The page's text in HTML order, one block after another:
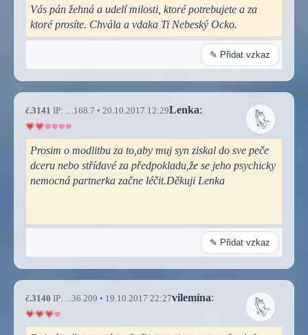
Vás pán žehná a udelí milosti, ktoré potrebujete a za
ktoré prosíte. Chvála a vdaka Ti Nebeský Ocko.
✎ Přidat vzkaz
č.3141 IP: ....168.7 • 20.10.2017 12:29Lenka:
Prosim o modlitbu za to,aby muj syn ziskal do sve peče
dceru nebo střídavé za předpokladu,že se jeho psychicky
nemocná partnerka začne léčit.Děkuji Lenka
✎ Přidat vzkaz
č.3140 IP: ...36.209 • 19.10.2017 22:27vilemína: